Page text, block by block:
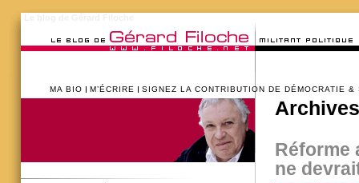
MA BIO M’ÉCRIRE SIGNEZ LA CONTRIBUTION DE DÉMOCRATIE &
Réforme
ne